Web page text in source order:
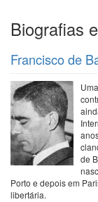
Biografias
Francisco de
de
Porto e depois em
libertária.